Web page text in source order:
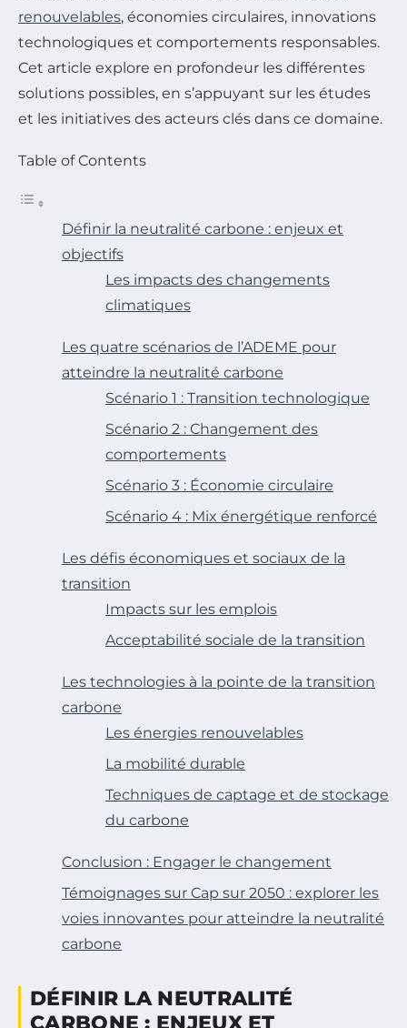
renouvelables, économies circulaires, innovations
technologiques et comportements responsables.
Cet article explore en profondeur les différentes
solutions possibles, en s’appuyant sur les études
et les initiatives des acteurs clés dans ce domaine.
Table of Contents
Définir la neutralité carbone : enjeux et
objectifs
Les impacts des changements
climatiques
Les quatre scénarios de l’ADEME pour
atteindre la neutralité carbone
Scénario 1 : Transition technologique
Scénario 2 : Changement des
comportements
Scénario 3 : Économie circulaire
Scénario 4 : Mix énergétique renforcé
Les défis économiques et sociaux de la
transition
Impacts sur les emplois
Acceptabilité sociale de la transition
Les technologies à la pointe de la transition
carbone
Les énergies renouvelables
La mobilité durable
Techniques de captage et de stockage
du carbone
Conclusion : Engager le changement
Témoignages sur Cap sur 2050 : explorer les
voies innovantes pour atteindre la neutralité
carbone
DÉFINIR LA NEUTRALITÉ